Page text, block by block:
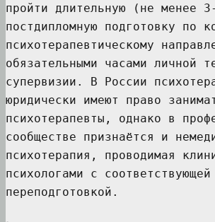
пройти длительную (не менее
постдипломную подготовку по
психотерапевтическому
обязательными часами личной
супервизии. В России
юридически имеют право
психотерапевты, однако в
сообществе признаётся и
психотерапия, проводимая
психологами с соответствующей
переподготовкой.